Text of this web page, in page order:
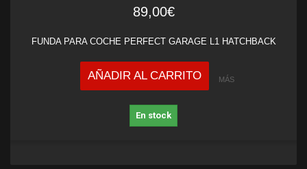
89,00€
FUNDA PARA COCHE PERFECT GARAGE L1 HATCHBACK
AÑADIR AL CARRITO MÁS
En stock